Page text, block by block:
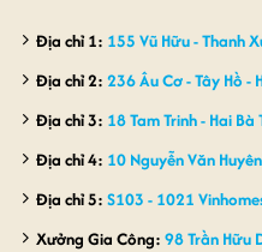
Địa chỉ 1: 155 Vũ Hữu - Thanh
Địa chỉ 2: 236 Âu Cơ - Tây Hồ -
Địa chỉ 3: 18 Tam Trinh - Hai
Địa chỉ 4: 10 Nguyễn Văn
Địa chỉ 5: S103 - 1021
Xưởng Gia Công: 98 Trần Hữu